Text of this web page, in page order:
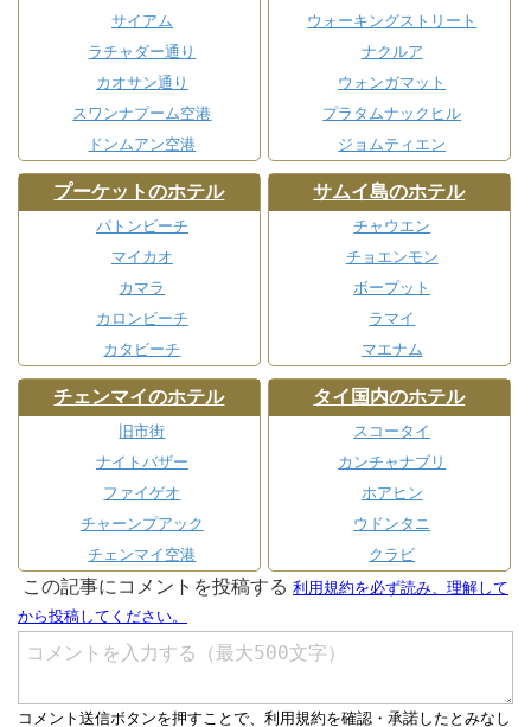
サイアム
ラチャダー通り
カオサン通り
スワンナプーム空港
ドンムアン空港
ウォーキングストリート
ナクルア
ウォンガマット
プラタムナックヒル
ジョムティエン
プーケットのホテル
パトンビーチ
マイカオ
カマラ
カロンビーチ
カタビーチ
サムイ島のホテル
チャウエン
チョエンモン
ボープット
ラマイ
マエナム
チェンマイのホテル
旧市街
ナイトバザー
ファイゲオ
チャーンプアック
チェンマイ空港
タイ国内のホテル
スコータイ
カンチャナブリ
ホアヒン
ウドンタニ
クラビ